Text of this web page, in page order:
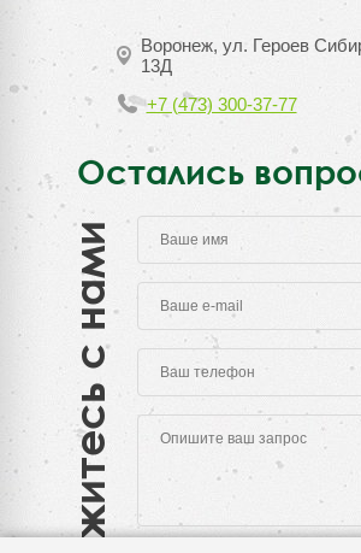
Воронеж, ул. Героев
13Д
+7 (473) 300-37-77
Остались
Свяжитесь с нами